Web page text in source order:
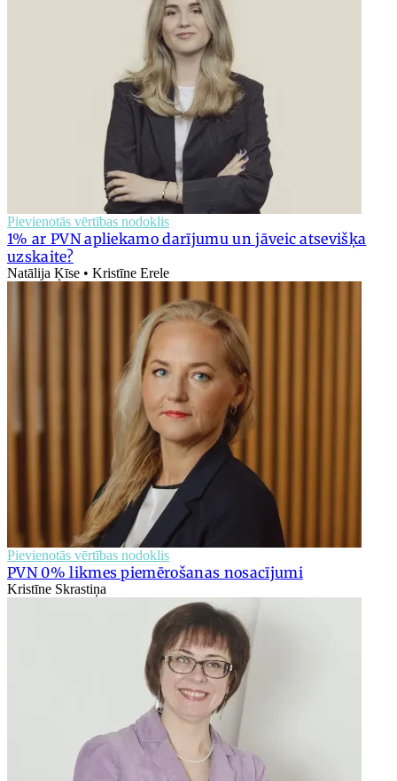
Pievienotās vērtības nodoklis
1% ar PVN apliekamo darījumu un jāveic atsevišķa
uzskaite?
Natālija Ķīse • Kristīne Erele
Pievienotās vērtības nodoklis
PVN 0% likmes piemērošanas nosacījumi
Kristīne Skrastiņa